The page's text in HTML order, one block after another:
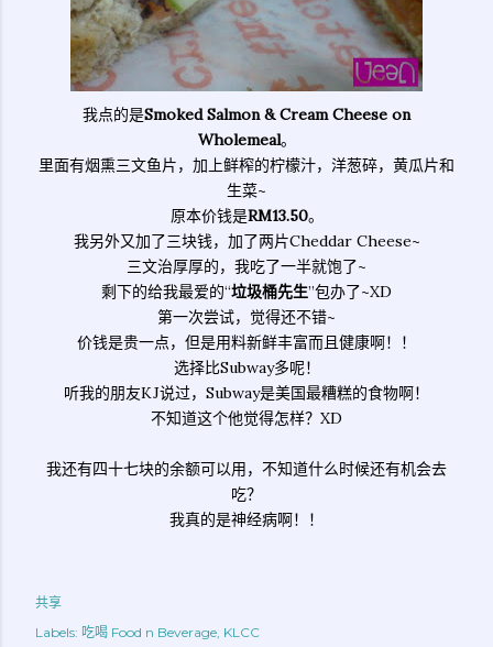
我点的是Smoked Salmon & Cream Cheese on
Wholemeal。
里面有烟熏三文鱼片，加上鲜榨的柠檬汁，洋葱碎，黄瓜片和
生菜~
原本价钱是RM13.50。
我另外又加了三块钱，加了两片Cheddar Cheese~
三文治厚厚的，我吃了一半就饱了~
剩下的给我最爱的“垃圾桶先生”包办了~XD
第一次尝试，觉得还不错~
价钱是贵一点，但是用料新鲜丰富而且健康啊！！
选择比Subway多呢！
听我的朋友KJ说过，Subway是美国最糟糕的食物啊！
不知道这个他觉得怎样？XD
我还有四十七块的余额可以用，不知道什么时候还有机会去
吃？
我真的是神经病啊！！
共享
Labels: 吃喝 Food n Beverage KLCC